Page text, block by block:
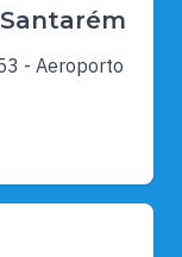
- Aeroporto